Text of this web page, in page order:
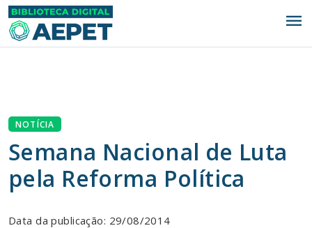
menu
NOTÍCIA
Semana Nacional de Luta
pela Reforma Política
Data da publicação: 29/08/2014